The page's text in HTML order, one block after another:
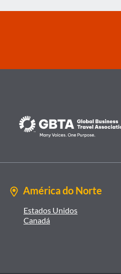
PRESIDENTE
América do Norte
Estados Unidos
Canadá